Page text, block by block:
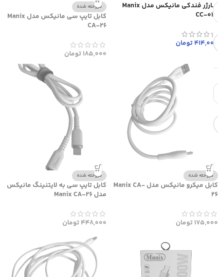
شارژر فندکی مانیکس مدل Manix
CC-013
414,000تومان
فروخته شده
کابل تایپ سی مانیکس مدل Manix
CA-26
185,000تومان
فروخته شده
کابل میکرو مانیکس مدل Manix CA-
26
175,000تومان
فروخته شده
کابل تایپ سی به لایتنینگ مانیکس
مدل Manix CA-26
448,000تومان